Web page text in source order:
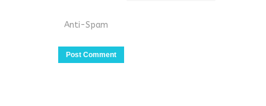
Anti-Spam